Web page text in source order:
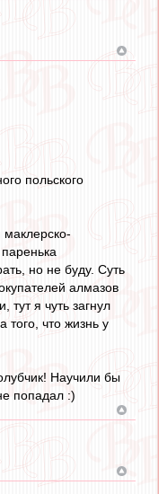
польского
но не буду. Суть
алмазов
я чуть загнул
что жизнь у
Научили бы
попадал :)